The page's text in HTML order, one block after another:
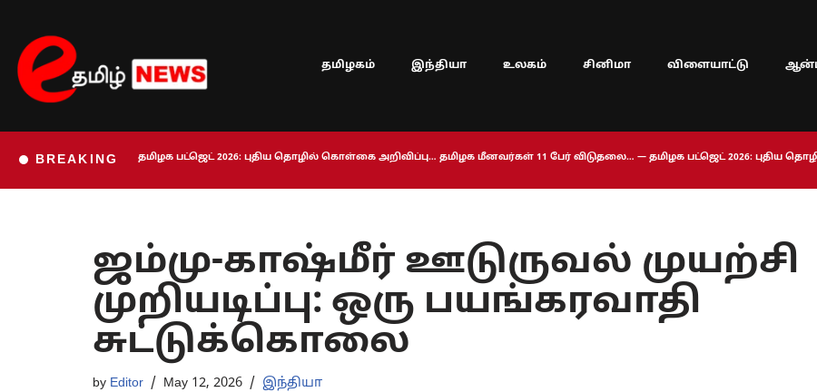
Skip
to
content
தமிழகம் இந்தியா உலகம் சினிமா விளையாட்டு
BREAKING தமிழக பட்ஜெட் 2026: புதிய தொழில் கொள்கை அறிவிப்பு… தமிழக மீனவர்கள் 11 பேர் விடுதலை… — தமிழக பட்ஜெட் 2026: புதிய
ஜம்மு-காஷ்மீர் ஊடுருவல் முயற்சி
முறியடிப்பு: ஒரு பயங்கரவாதி
சுட்டுக்கொலை
by Editor May 12, 2026 இந்தியா